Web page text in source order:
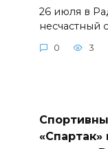
26 июля в
несчастный
0 3
«Спартак»